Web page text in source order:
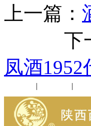
上一篇：
下一
凤酒1952
| |